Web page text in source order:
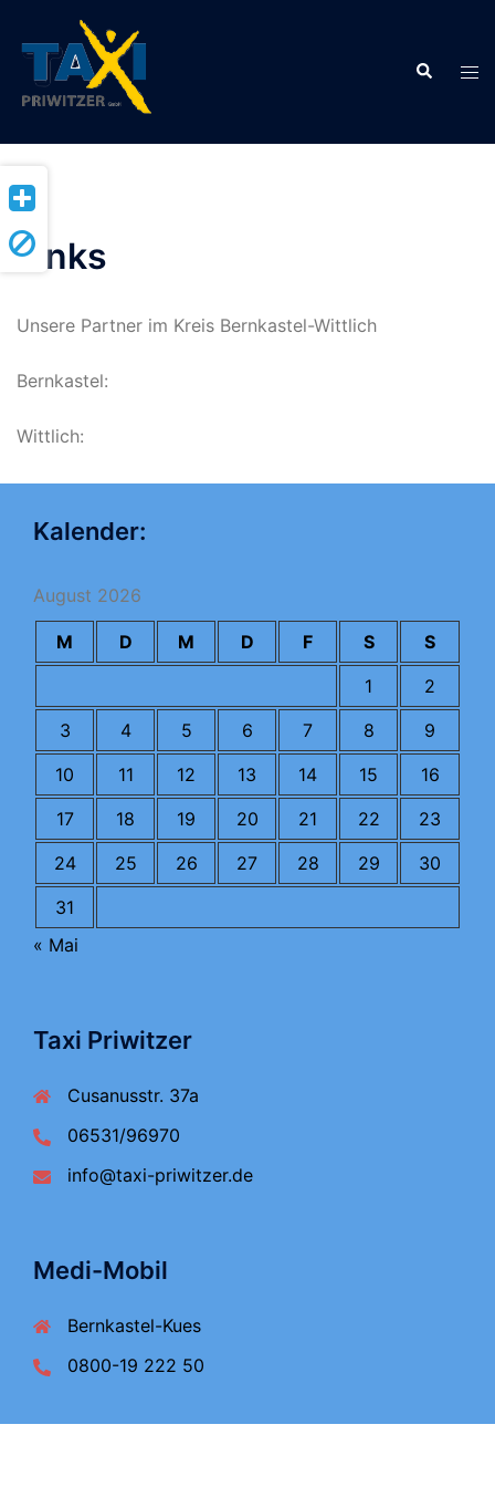
Inhalt
springen
Suche
Links
Unsere Partner im Kreis Bernkastel-Wittlich
Bernkastel:
Wittlich:
Kalender:
August 2026
M D M D F S
S
1
2
3
4 5 6 7 8
9
10
11 12 13 14 15
16
17
18 19 20 21 22
23
24
25 26 27 28 29
30
31
« Mai
Taxi Priwitzer
Cusanusstr. 37a
06531/96970
info@taxi-priwitzer.de
Medi-Mobil
Bernkastel-Kues
0800-19 222 50